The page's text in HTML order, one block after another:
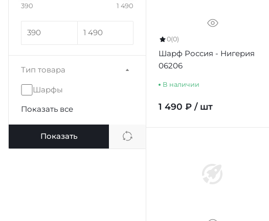
390 1 490
Тип товара
Шарфы
Показать все
Показать
0(0)
Шарф Россия - Нигерия
06206
В наличии
1 490 ₽ / шт